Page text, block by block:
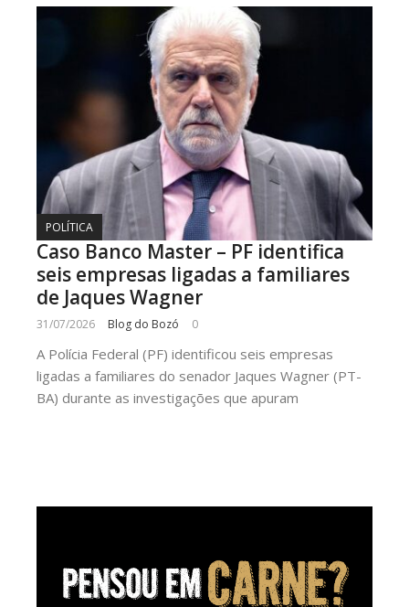
POLÍTICA
Caso Banco Master – PF identifica
seis empresas ligadas a familiares
de Jaques Wagner
31/07/2026 Blog do Bozó 0
A Polícia Federal (PF) identificou seis empresas
ligadas a familiares do senador Jaques Wagner (PT-
BA) durante as investigações que apuram